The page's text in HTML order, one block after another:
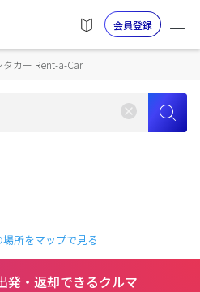
会員登録
カー Rent-a-Car
場所をマップで見る
発・返却できるクルマ